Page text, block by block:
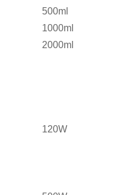
500ml
1000ml
2000ml
120W